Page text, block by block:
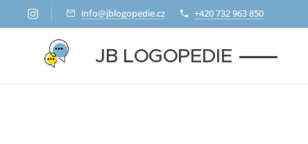
info@jblogopedie.cz +420 732 963 850
JB LOGOPEDIE